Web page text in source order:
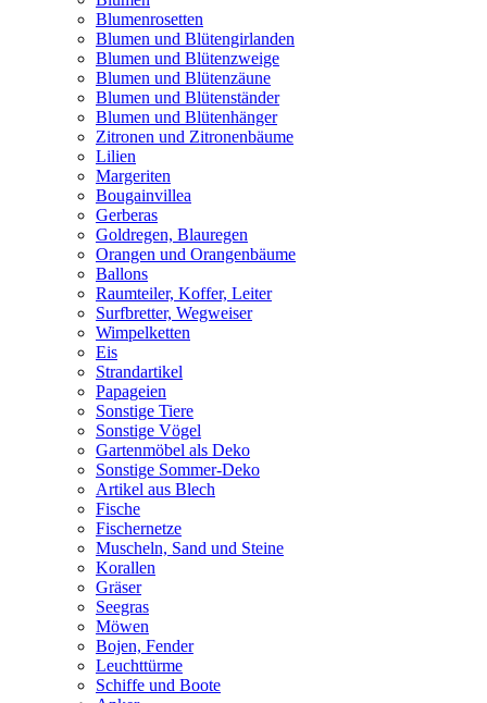
Blumenrosetten
Blumen und Blütengirlanden
Blumen und Blütenzweige
Blumen und Blütenzäune
Blumen und Blütenständer
Blumen und Blütenhänger
Zitronen und Zitronenbäume
Lilien
Margeriten
Bougainvillea
Gerberas
Goldregen, Blauregen
Orangen und Orangenbäume
Ballons
Raumteiler, Koffer, Leiter
Surfbretter, Wegweiser
Wimpelketten
Eis
Strandartikel
Papageien
Sonstige Tiere
Sonstige Vögel
Gartenmöbel als Deko
Sonstige Sommer-Deko
Artikel aus Blech
Fische
Fischernetze
Muscheln, Sand und Steine
Korallen
Gräser
Seegras
Möwen
Bojen, Fender
Leuchttürme
Schiffe und Boote